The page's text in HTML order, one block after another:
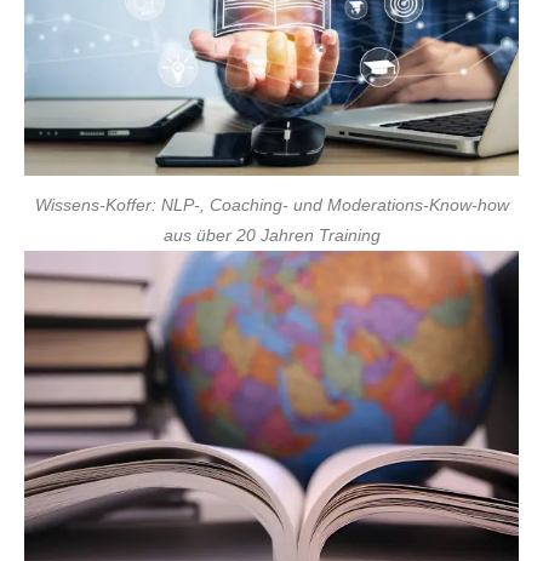
Wissens-Koffer: NLP-, Coaching- und Moderations-Know-how
aus über 20 Jahren Training